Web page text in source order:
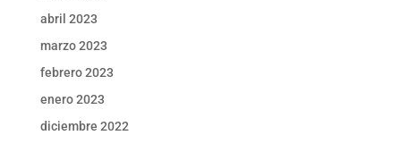
abril 2023
marzo 2023
febrero 2023
enero 2023
diciembre 2022